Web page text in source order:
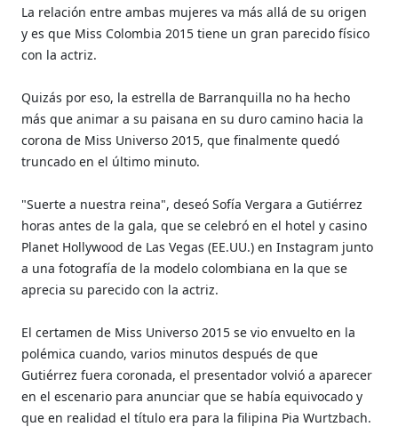
La relación entre ambas mujeres va más allá de su origen
y es que Miss Colombia 2015 tiene un gran parecido físico
con la actriz.
Quizás por eso, la estrella de Barranquilla no ha hecho
más que animar a su paisana en su duro camino hacia la
corona de Miss Universo 2015, que finalmente quedó
truncado en el último minuto.
"Suerte a nuestra reina", deseó Sofía Vergara a Gutiérrez
horas antes de la gala, que se celebró en el hotel y casino
Planet Hollywood de Las Vegas (EE.UU.) en Instagram junto
a una fotografía de la modelo colombiana en la que se
aprecia su parecido con la actriz.
El certamen de Miss Universo 2015 se vio envuelto en la
polémica cuando, varios minutos después de que
Gutiérrez fuera coronada, el presentador volvió a aparecer
en el escenario para anunciar que se había equivocado y
que en realidad el título era para la filipina Pia Wurtzbach.